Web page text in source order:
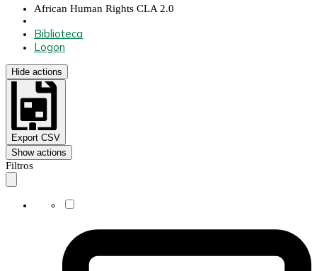
African Human Rights CLA 2.0
Biblioteca
Logon
Hide actions
Export CSV
Show actions
Filtros